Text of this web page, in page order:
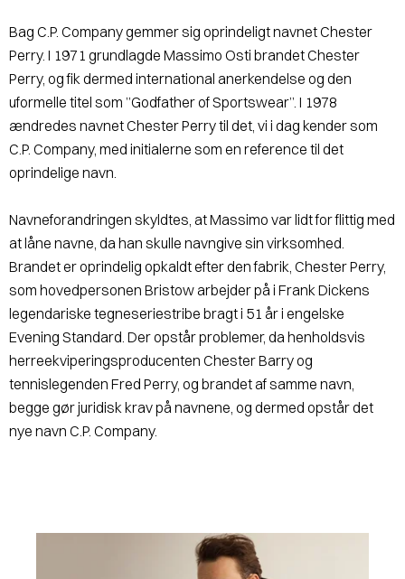
Bag C.P. Company gemmer sig oprindeligt navnet Chester
Perry. I 1971 grundlagde Massimo Osti brandet Chester
Perry, og fik dermed international anerkendelse og den
uformelle titel som ”Godfather of Sportswear”. I 1978
ændredes navnet Chester Perry til det, vi i dag kender som
C.P. Company, med initialerne som en reference til det
oprindelige navn.
Navneforandringen skyldtes, at Massimo var lidt for flittig med
at låne navne, da han skulle navngive sin virksomhed.
Brandet er oprindelig opkaldt efter den fabrik, Chester Perry,
som hovedpersonen Bristow arbejder på i Frank Dickens
legendariske tegneseriestribe bragt i 51 år i engelske
Evening Standard. Der opstår problemer, da henholdsvis
herreekviperingsproducenten Chester Barry og
tennislegenden Fred Perry, og brandet af samme navn,
begge gør juridisk krav på navnene, og dermed opstår det
nye navn C.P. Company.